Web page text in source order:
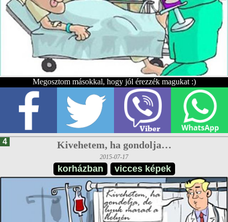
Megosztom másokkal, hogy jól érezzék magukat :)
4 Kivehetem, ha gondolja…
2015-07-17
korházban vicces képek